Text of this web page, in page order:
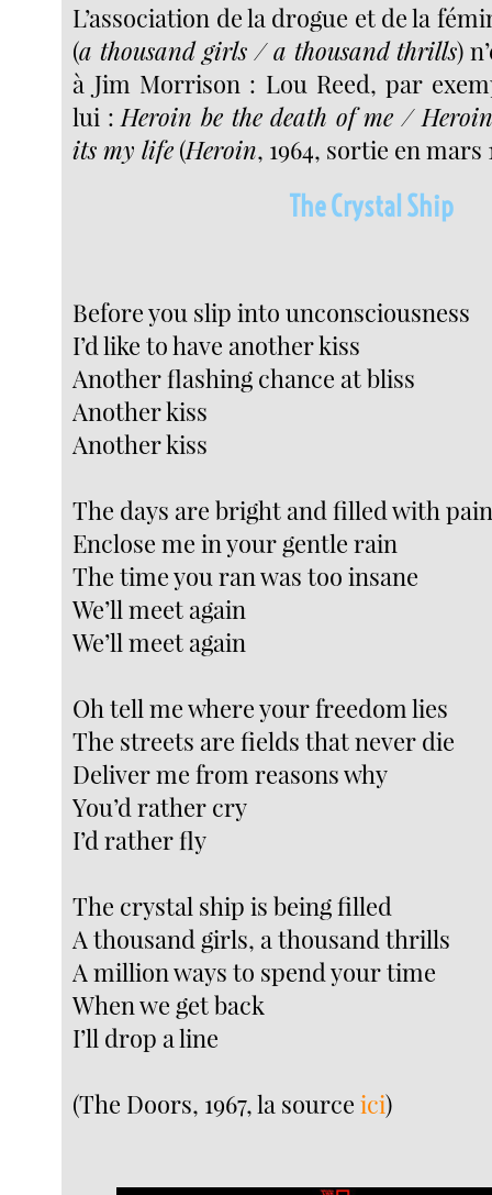
L’association de la drogue et de la
(a thousand girls / a thousand thrills)
à Jim Morrison : Lou Reed, par
lui :Heroin be the death of me /
its my life (Heroin, 1964, sortie en mars
The Crystal Ship
Before you slip into unconsciousness
I’d like to have another kiss
Another flashing chance at bliss
Another kiss
Another kiss
The days are bright and filled with
Enclose me in your gentle rain
The time you ran was too insane
We’ll meet again
We’ll meet again
Oh tell me where your freedom lies
The streets are fields that never die
Deliver me from reasons why
You’d rather cry
I’d rather fly
The crystal ship is being filled
A thousand girls, a thousand thrills
A million ways to spend your time
When we get back
I’ll drop a line
(The Doors, 1967, la sourceici)